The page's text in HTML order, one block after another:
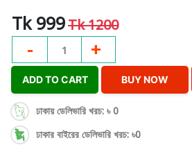
Tk 999Tk 1200
- 1 +
ADD TO CART BUY NOW
ঢাকায় ডেলিভারি খরচ: ৳ 0
ঢাকার বাইরের ডেলিভারি খরচ: ৳0